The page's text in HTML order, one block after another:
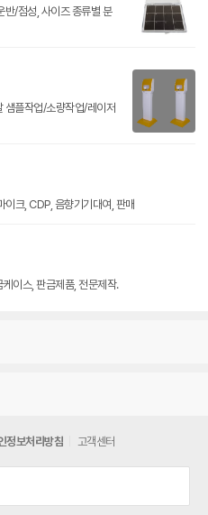
/점성, 사이즈 종류별 분
샘플작업/소량작업/레이저
이크, CDP, 음향기기대여, 판매
이스, 판금제품, 전문제작.
정보처리방침 고객센터